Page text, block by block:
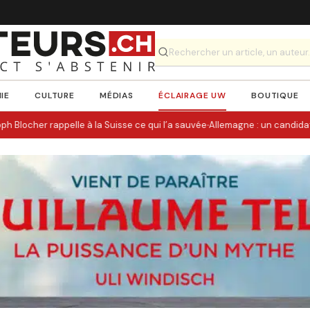
CULTURE MÉDIAS ÉCLAIRAGE UW BOUTIQUE
rappelle à la Suisse ce qui l’a sauvée·Allemagne : un candidat